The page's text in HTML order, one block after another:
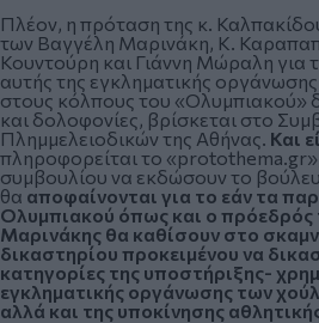
Πλέον, η πρόταση της κ.
των Βαγγέλη Μαρινάκη, Κ.
Κουντούρη και Γιάννη Μώραλη για
αυτής της εγκληματικής
στους κόλπους του «Ολυμπιακού»
και δολοφονίες, βρίσκεται στο
Πλημμελειοδικών της Αθήνας. Και
πληροφορείται το
συμβουλίου να εκδώσουν το
θααποφαίνονται για το εάν τα
Ολυμπιακού όπως και ο πρόεδρός
Μαρινάκης θα καθίσουν στο
δικαστηρίου προκειμένου να
κατηγορίες της υποστήριξης-
εγκληματικής οργάνωσης των
αλλά και της υποκίνησης